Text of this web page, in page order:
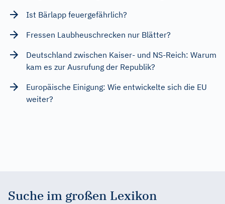
Ist Bärlapp feuergefährlich?
Fressen Laubheuschrecken nur Blätter?
Deutschland zwischen Kaiser- und NS-Reich: Warum
kam es zur Ausrufung der Republik?
Europäische Einigung: Wie entwickelte sich die EU
weiter?
Suche im großen Lexikon